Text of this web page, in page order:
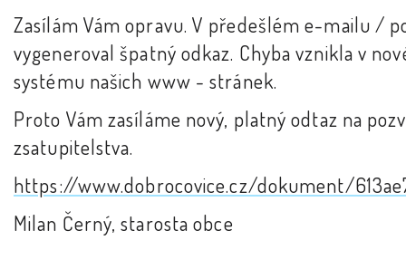
Zasílám Vám opravu. V předešlém e-mailu /
vygeneroval špatný odkaz. Chyba vznikla v
systému našich www - stránek.
Proto Vám zasíláme nový, platný odtaz na
zsatupitelstva.
https://www.dobrocovice.cz/dokument/
Milan Černý, starosta obce